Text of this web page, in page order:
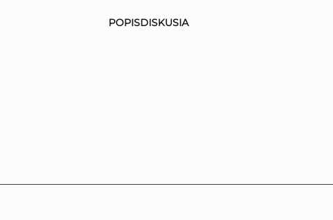
POPISDISKUSIA